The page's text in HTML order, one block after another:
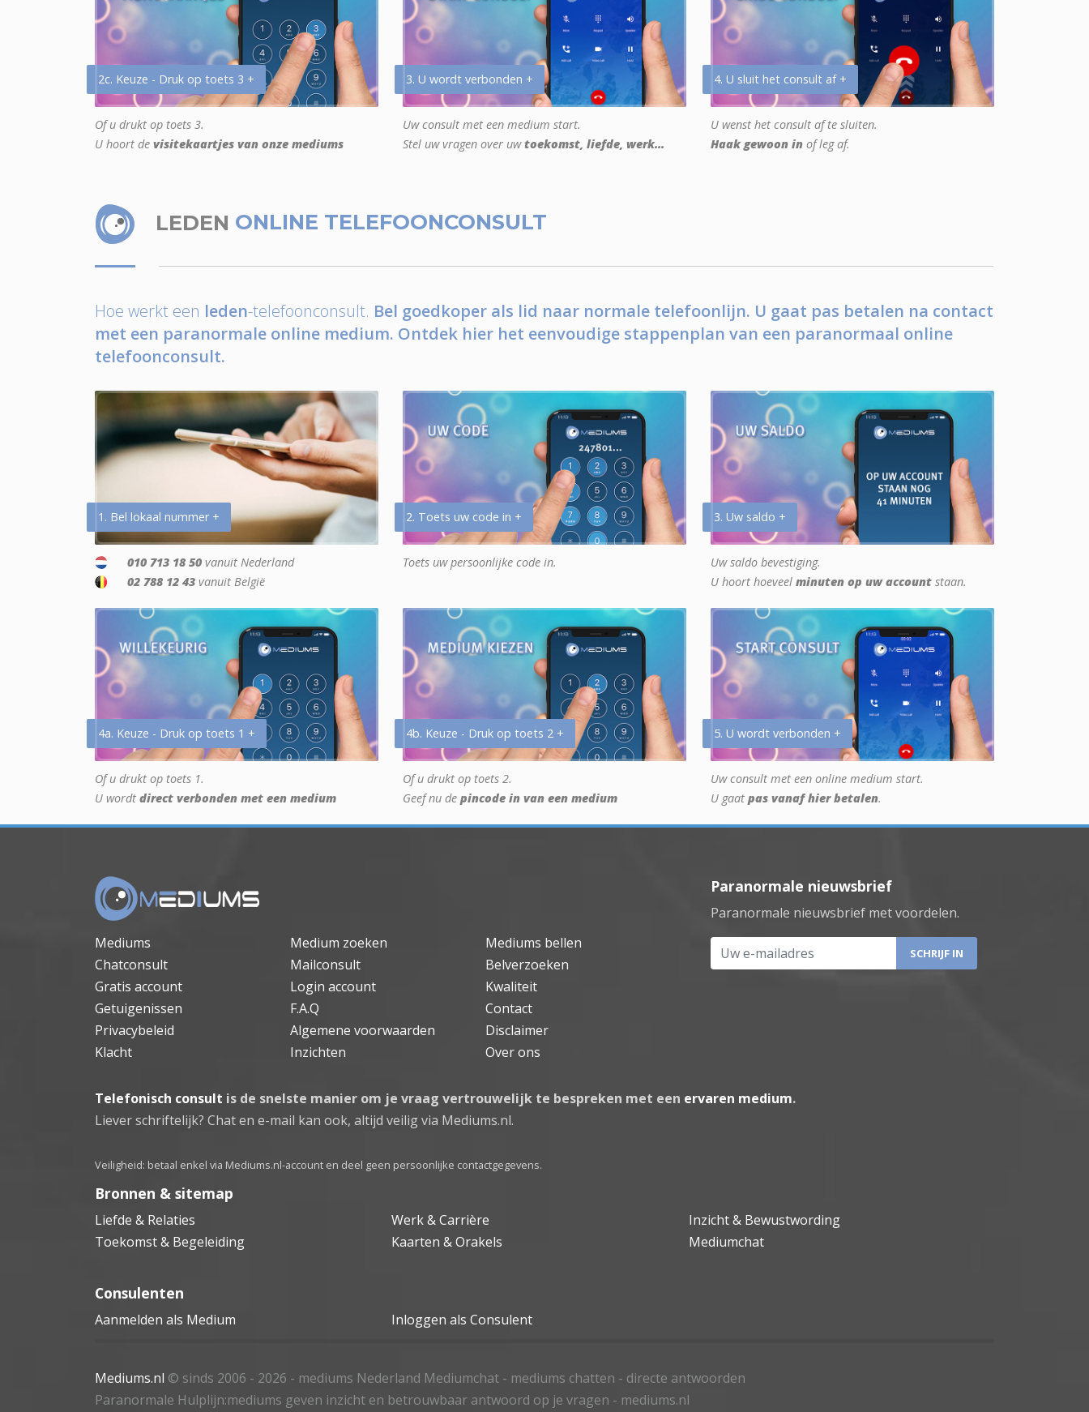
2c. Keuze - Druk op toets 3 +
Of u drukt op toets 3.
U hoort de visitekaartjes van onze mediums
3. U wordt verbonden +
Uw consult met een medium start.
Stel uw vragen over uwtoekomst, liefde, werk...
4. U sluit het consult af +
U wenst het consult af te sluiten.
Haak gewoon in of leg af.
LEDEN ONLINE TELEFOONCONSULT
Hoe werkt een leden-telefoonconsult. Bel goedkoper als lid naar normale telefoonlijn. U gaat pas betalen na contact
met een paranormale online medium. Ontdek hier het eenvoudige stappenplan van een paranormaal online
telefoonconsult.
1. Bel lokaal nummer +
010 713 18 50 vanuit Nederland
02 788 12 43 vanuit België
2. Toets uw code in +
Toets uw persoonlijke code in.
3. Uw saldo +
Uw saldo bevestiging.
U hoort hoeveel minuten op uw account staan.
4a. Keuze - Druk op toets 1 +
Of u drukt op toets 1.
U wordt direct verbonden met een medium
4b. Keuze - Druk op toets 2 +
Of u drukt op toets 2.
Geef nu de pincode in van een medium
5. U wordt verbonden +
Uw consult met een online medium start.
U gaat pas vanaf hier betalen.
Mediums Medium zoeken
Mediums bellen
Chatconsult
Mailconsult
Belverzoeken
Gratis account
Login account
Kwaliteit
Getuigenissen
F.A.Q
Contact
Privacybeleid
Algemene voorwaarden
Disclaimer
Klacht
Inzichten Over ons
Paranormale nieuwsbrief
Paranormale nieuwsbrief met voordelen.
Uw e-mailadres
Telefonisch consult is de snelste manier om je vraag vertrouwelijk te bespreken met een ervaren medium.
Liever schriftelijk? Chat en e-mail kan ook, altijd veilig via Mediums.nl.
Veiligheid: betaal enkel via Mediums.nl-account en deel geen persoonlijke contactgegevens.
Bronnen & sitemap
Liefde & Relaties Werk & Carrière
Inzicht & Bewustwording
Toekomst & Begeleiding
Kaarten & Orakels Mediumchat
Consulenten
Aanmelden als Medium Inloggen als Consulent
Mediums.nl © sinds 2006 - 2026 - mediums Nederland Mediumchat - mediums chatten - directe antwoorden
Paranormale Hulplijn:mediums geven inzicht en betrouwbaar antwoord op je vragen - mediums.nl